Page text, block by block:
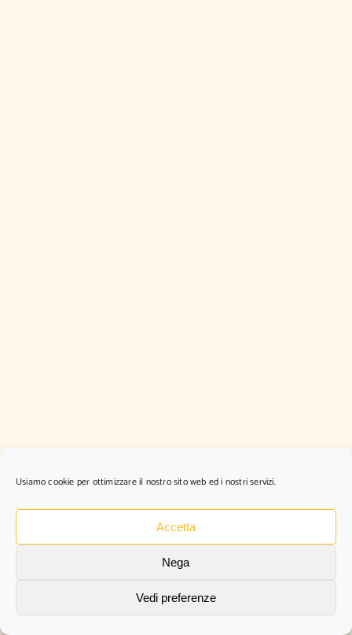
Usiamo cookie per ottimizzare il nostro sito web ed i nostri servizi.
Accetta
Nega
Vedi preferenze